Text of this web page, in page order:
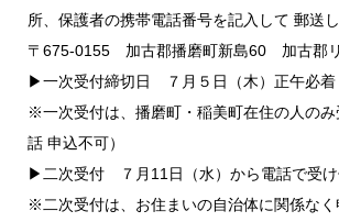
所、保護者の携帯電話番号を記入して 郵送
〒675-0155 加古郡播磨町新島60 加古郡
▶一次受付締切日 ７月５日（木）正午必着
※一次受付は、播磨町・稲美町在住の人の
話 申込不可）
▶二次受付 ７月11日（水）から電話で受け
※二次受付は、お住まいの自治体に関係なく